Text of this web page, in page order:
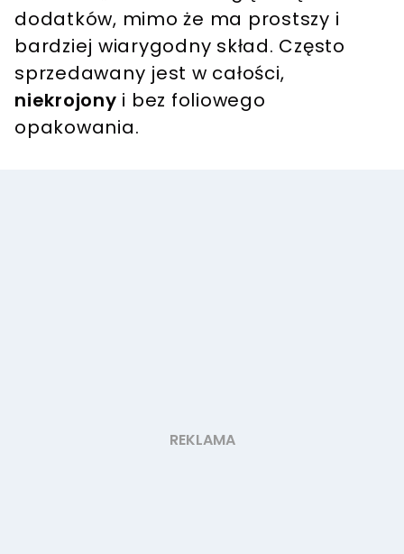
dodatków, mimo że ma prostszy i
bardziej wiarygodny skład. Często
sprzedawany jest w całości,
niekrojony i bez foliowego
opakowania.